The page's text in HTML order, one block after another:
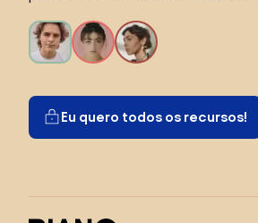
Eu quero todos os recursos!